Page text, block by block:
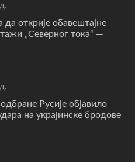
да открије обавештајне
„Северног тока“ —
Русије објавило
на украјинске бродове